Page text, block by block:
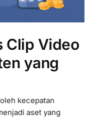
Clip Video
yang
kecepatan
aset yang